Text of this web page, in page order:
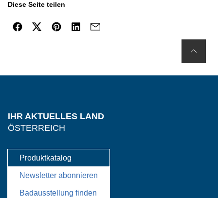
Diese Seite teilen
IHR AKTUELLES LAND
ÖSTERREICH
Produktkatalog
Newsletter abonnieren
Badausstellung finden